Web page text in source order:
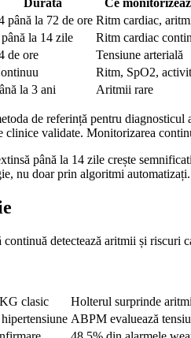
Durată Ce
până la 72 de ore Ritm cardiac,
la 14 zile Ritm cardiac
de ore Tensiune arterială
Ritm, SpO2,
la 3 ani Aritmii rare
de referință pentru
clinice validate. Monitorizarea
până la 14 zile crește
nu doar prin algoritmi automatizați.
detectează aritmii și riscuri
clasic
Holterul surprinde
ABPM evaluează